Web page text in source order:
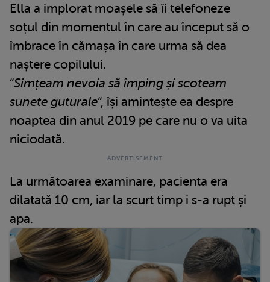
Ella a implorat moașele să îi telefoneze
soțul din momentul în care au început să o
îmbrace în cămașa în care urma să dea
naștere copilului.
“Simțeam nevoia să împing și scoteam
sunete guturale“, își amintește ea despre
noaptea din anul 2019 pe care nu o va uita
niciodată.
La următoarea examinare, pacienta era
dilatată 10 cm, iar la scurt timp i s-a rupt și
apa.